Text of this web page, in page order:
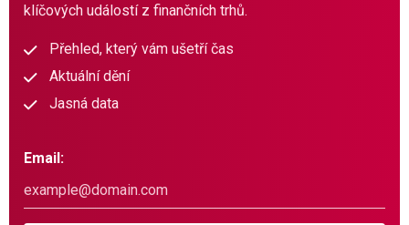
klíčových událostí z finančních trhů.
Přehled, který vám ušetří čas
Aktuální dění
Jasná data
Email: